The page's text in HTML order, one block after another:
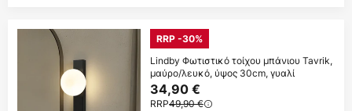
RRP -30%
Lindby Φωτιστικό τοίχου μπάνιου Tavrik,
μαύρο/λευκό, ύψος 30cm, γυαλί
34,90 €
RRP49,90 €